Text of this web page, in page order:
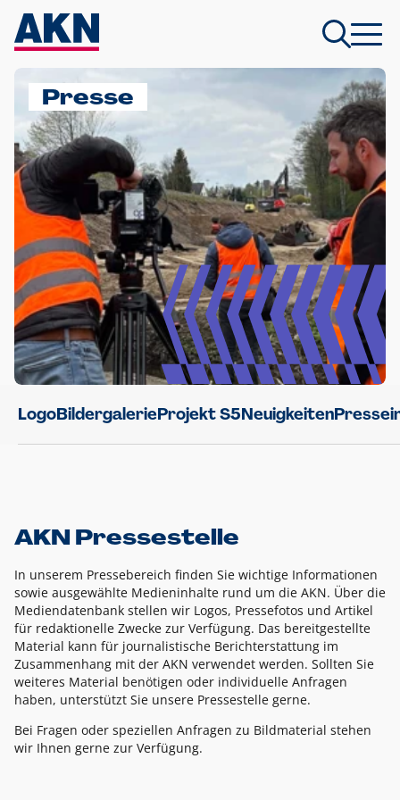
Presse
LogoBildergalerieProjekt S5Neuigkeiten
AKN Pressestelle
In unserem Pressebereich finden Sie wichtige Informationen
sowie ausgewählte Medieninhalte rund um die AKN. Über die
Mediendatenbank stellen wir Logos, Pressefotos und Artikel
für redaktionelle Zwecke zur Verfügung. Das bereitgestellte
Material kann für journalistische Berichterstattung im
Zusammenhang mit der AKN verwendet werden. Sollten Sie
weiteres Material benötigen oder individuelle Anfragen
haben, unterstützt Sie unsere Pressestelle gerne.
Bei Fragen oder speziellen Anfragen zu Bildmaterial stehen
wir Ihnen gerne zur Verfügung.